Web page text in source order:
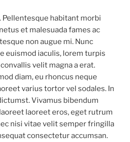
Pellentesque habitant morbi
et malesuada fames ac
non augue mi. Nunc
euismod iaculis, lorem turpis
velit magna a erat.
diam, eu rhoncus neque
varius tortor vel sodales. In
Vivamus bibendum
laoreet eros, eget rutrum
nisi vitae velit semper fringilla
consectetur accumsan.